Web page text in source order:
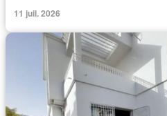
11 juil. 2026